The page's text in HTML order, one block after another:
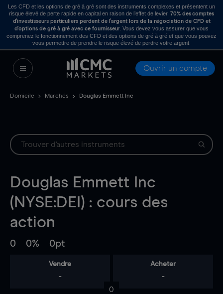
Les CFD et les options de gré à gré sont des instruments complexes et présentent un
risque élevé de perte rapide en capital en raison de l’effet de levier. 70% des comptes
d’investisseurs particuliers perdent de l’argent lors de la négociation de CFD et
d’options de gré à gré avec ce fournisseur . Vous devez vous assurer que vous
comprenez le fonctionnement des CFD et des options de gré à gré et que vous pouvez
vous permettre de prendre le risque élevé de perdre votre argent.
Ouvrir un compte
Domicile Marchés Douglas Emmett Inc
Douglas Emmett Inc
(NYSE:DEI) : cours des
action
0 0% 0pt
Vendre
-
Acheter
-
0